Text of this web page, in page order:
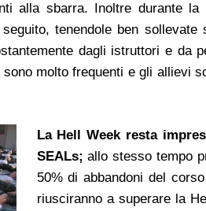
alla sbarra. Inoltre durante la
tenendole ben
dagli istruttori e da
molto frequenti e gli allievi
La Hell Week resta
SEALs; allo stesso tempo
50% di abbandoni del
riusciranno a superare la